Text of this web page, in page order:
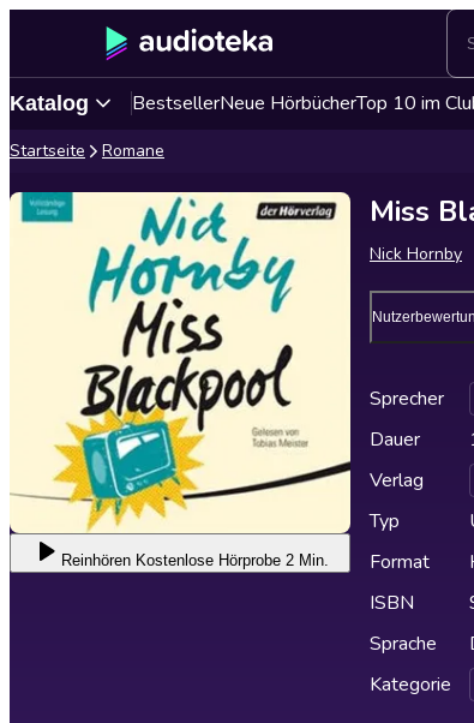
Katalog BestsellerNeue HörbücherTop 10 im
Startseite Romane
Reinhören Kostenlose Hörprobe 2 Min.
Miss
Nick Hornby
Sprecher
Dauer
Verlag
Typ
Format
ISBN
Sprache
Kategorie